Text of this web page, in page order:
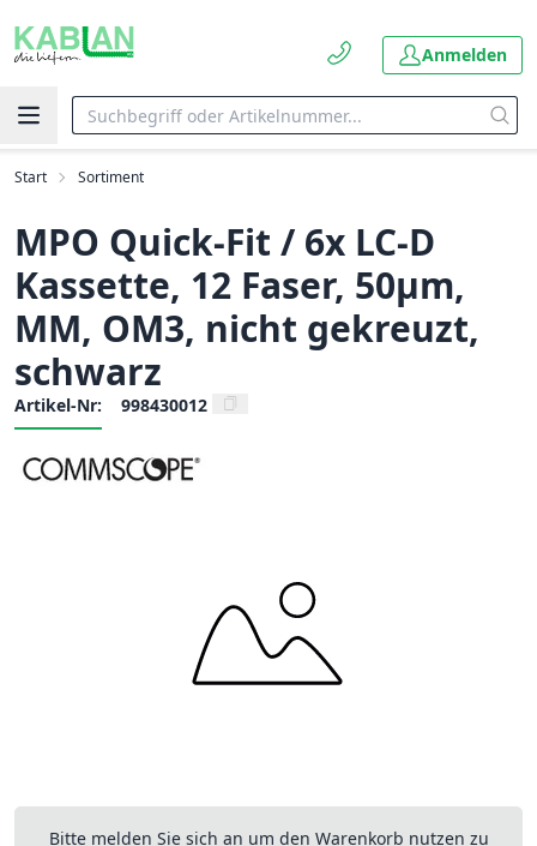
Anmelden
Start Sortiment
MPO Quick-Fit / 6x LC-D
Kassette, 12 Faser, 50µm,
MM, OM3, nicht gekreuzt,
schwarz
Artikel-Nr: 998430012
Bitte melden Sie sich an um den Warenkorb nutzen zu